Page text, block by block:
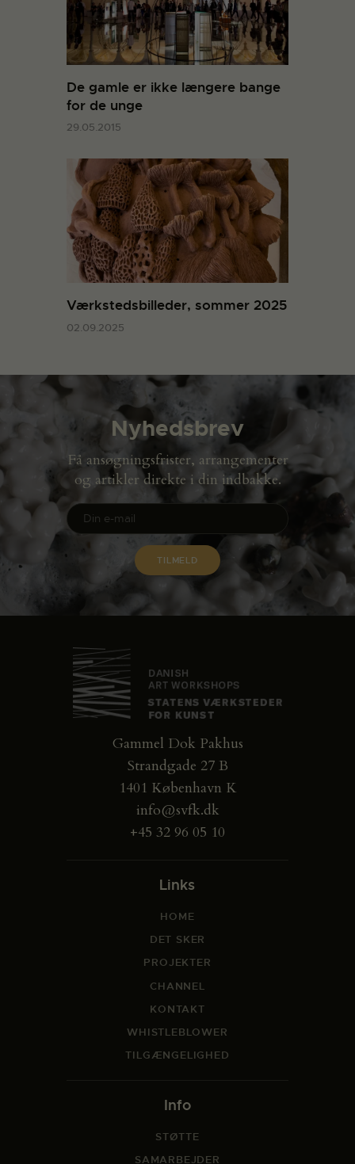
De gamle er ikke længere bange
for de unge
29.05.2015
Værkstedsbilleder, sommer 2025
02.09.2025
Nyhedsbrev
Få ansøgningsfrister, arrangementer
og artikler direkte i din indbakke.
Gammel Dok Pakhus
Strandgade 27 B
1401 København K
info@svfk.dk
+45 32 96 05 10
Links
HOME
DET SKER
PROJEKTER
CHANNEL
KONTAKT
WHISTLEBLOWER
TILGÆNGELIGHED
Info
STØTTE
SAMARBEJDER